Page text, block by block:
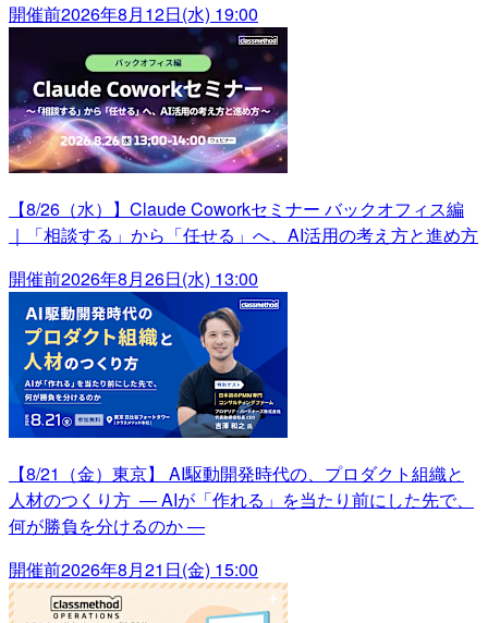
開催前2026年8月12日(水) 19:00
【8/26（水）】Claude Coworkセミナー バックオフィス編
｜「相談する」から「任せる」へ、AI活用の考え方と進め方
開催前2026年8月26日(水) 13:00
【8/21（金）東京】 AI駆動開発時代の、プロダクト組織と
人材のつくり方 ― AIが「作れる」を当たり前にした先で、
何が勝負を分けるのか ―
開催前2026年8月21日(金) 15:00